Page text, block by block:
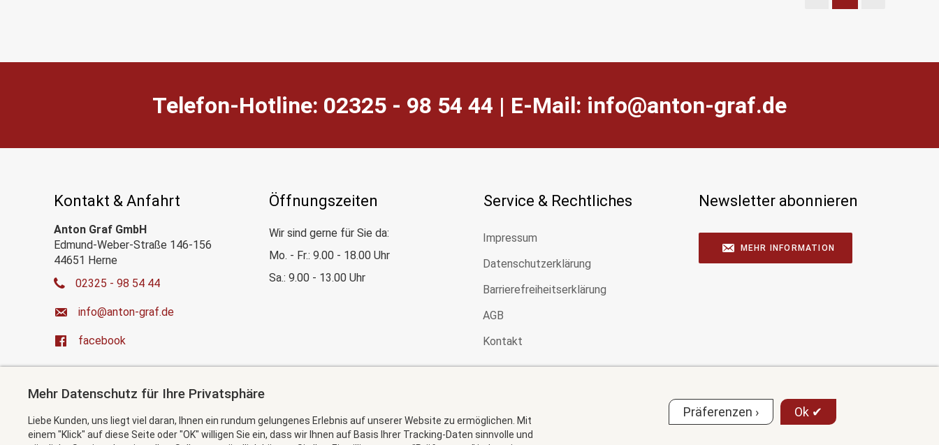
Telefon-Hotline: 02325 - 98 54 44 | E-Mail: ed.farg-notna@ofni
Kontakt & Anfahrt
Anton Graf GmbH
Edmund-Weber-Straße 146-156
44651 Herne
02325 - 98 54 44
ed.farg-notna@ofni
facebook
Öffnungszeiten
Wir sind gerne für Sie da:
Mo. - Fr.: 9.00 - 18.00 Uhr
Sa.: 9.00 - 13.00 Uhr
Service & Rechtliches
Impressum
Datenschutzerklärung
Barrierefreiheitserklärung
AGB
Kontakt
Newsletter abonnieren
MEHR INFORMATION
Mehr Datenschutz für Ihre Privatsphäre
Liebe Kunden, uns liegt viel daran, Ihnen ein rundum gelungenes Erlebnis auf unserer Website zu ermöglichen. Mit
einem "Klick" auf diese Seite oder "OK" willigen Sie ein, dass wir Ihnen auf Basis Ihrer Tracking-Daten sinnvolle und
Präferenzen › Ok ✔